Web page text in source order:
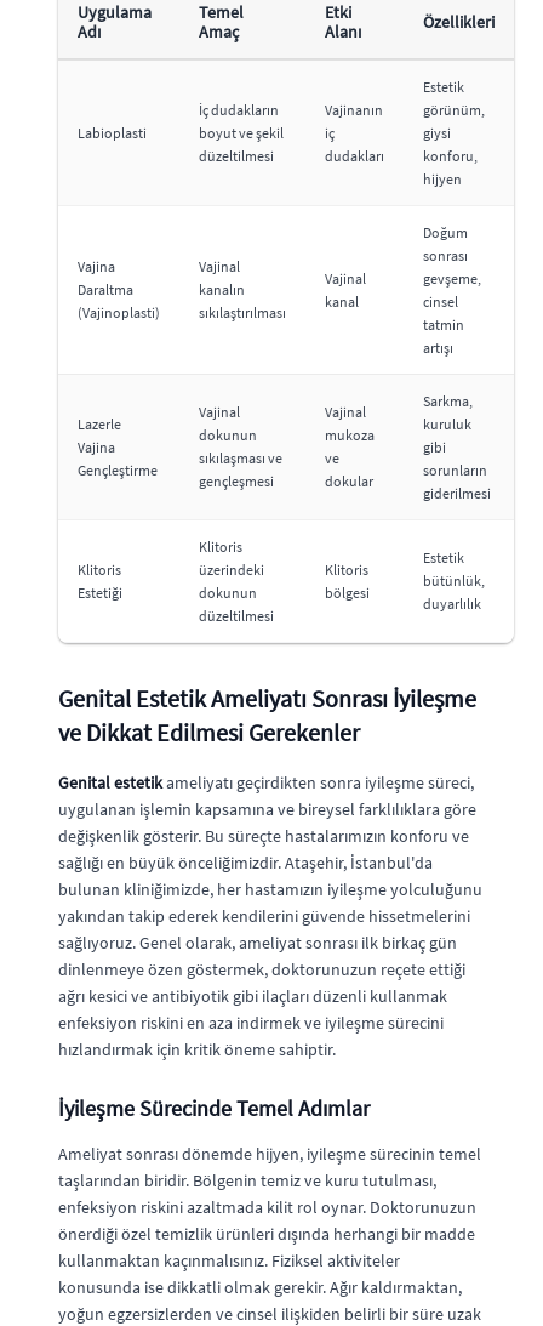
Uygulama
Adı
Temel
Amaç
Etki
Alanı
Özellikleri
Labioplasti
İç dudakların
boyut ve şekil
düzeltilmesi
Vajinanın
iç
dudakları
Estetik
görünüm,
giysi
konforu,
hijyen
Vajina
Daraltma
(Vajinoplasti)
Vajinal
kanalın
sıkılaştırılması
Vajinal
kanal
Doğum
sonrası
gevşeme,
cinsel
tatmin
artışı
Lazerle
Vajina
Gençleştirme
Vajinal
dokunun
sıkılaşması ve
gençleşmesi
Vajinal
mukoza
ve
dokular
Sarkma,
kuruluk
gibi
sorunların
giderilmesi
Klitoris
Estetiği
Klitoris
üzerindeki
dokunun
düzeltilmesi
Klitoris
bölgesi
Estetik
bütünlük,
duyarlılık
Genital Estetik Ameliyatı Sonrası İyileşme
ve Dikkat Edilmesi Gerekenler
Genital estetikameliyatı geçirdikten sonra iyileşme süreci,
uygulanan işlemin kapsamına ve bireysel farklılıklara göre
değişkenlik gösterir. Bu süreçte hastalarımızın konforu ve
sağlığı en büyük önceliğimizdir. Ataşehir, İstanbul'da
bulunan kliniğimizde, her hastamızın iyileşme yolculuğunu
yakından takip ederek kendilerini güvende hissetmelerini
sağlıyoruz. Genel olarak, ameliyat sonrası ilk birkaç gün
dinlenmeye özen göstermek, doktorunuzun reçete ettiği
ağrı kesici ve antibiyotik gibi ilaçları düzenli kullanmak
enfeksiyon riskini en aza indirmek ve iyileşme sürecini
hızlandırmak için kritik öneme sahiptir.
İyileşme Sürecinde Temel Adımlar
Ameliyat sonrası dönemde hijyen, iyileşme sürecinin temel
taşlarından biridir. Bölgenin temiz ve kuru tutulması,
enfeksiyon riskini azaltmada kilit rol oynar. Doktorunuzun
önerdiği özel temizlik ürünleri dışında herhangi bir madde
kullanmaktan kaçınmalısınız. Fiziksel aktiviteler
konusunda ise dikkatli olmak gerekir. Ağır kaldırmaktan,
yoğun egzersizlerden ve cinsel ilişkiden belirli bir süre uzak